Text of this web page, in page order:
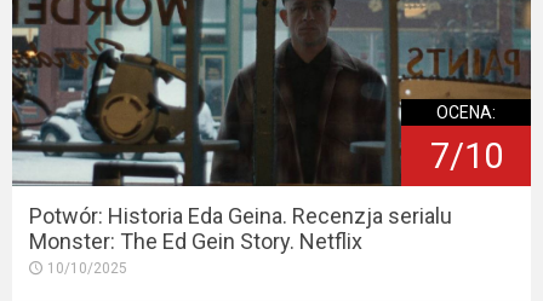
OCENA:
7/10
Potwór: Historia Eda Geina. Recenzja serialu
Monster: The Ed Gein Story. Netflix
10/10/2025